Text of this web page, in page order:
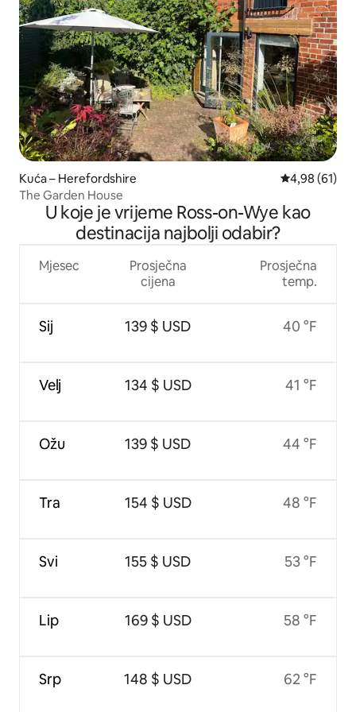
Kuća – Herefordshire Prosječna
4,98 (61)
The Garden House
U koje je vrijeme Ross-on-Wye kao
destinacija najbolji odabir?
Mjesec
Sij
Velj
Ožu
Tra
Svi
Lip
Srp
Prosječna
cijena
139 $ USD
134 $ USD
139 $ USD
154 $ USD
155 $ USD
169 $ USD
148 $ USD
Prosječna
temp.
40 °F
41 °F
44 °F
48 °F
53 °F
58 °F
62 °F